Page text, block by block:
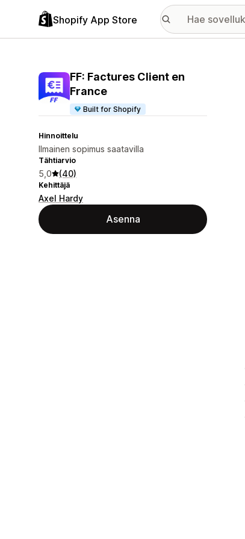
Shopify App Store
FF: Factures Client en
France
Built for Shopify
Hinnoittelu
Ilmainen sopimus saatavilla
Tähtiarvio
5,0 (40)
Kehittäjä
Axel Hardy
Asenna